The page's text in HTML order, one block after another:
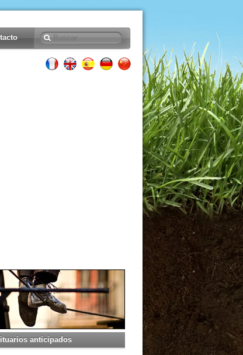
anticipados